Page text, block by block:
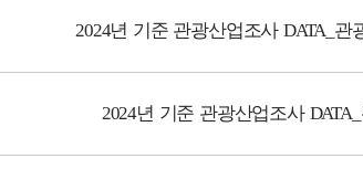
2024년 기준 관광산업조사 DATA_관
2024년 기준 관광산업조사